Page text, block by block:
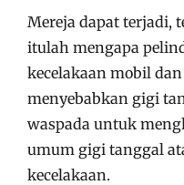
Mereja dapat terjadi,
itulah mengapa
kecelakaan mobil
menyebabkan gigi
waspada untuk
umum gigi tanggal
kecelakaan.